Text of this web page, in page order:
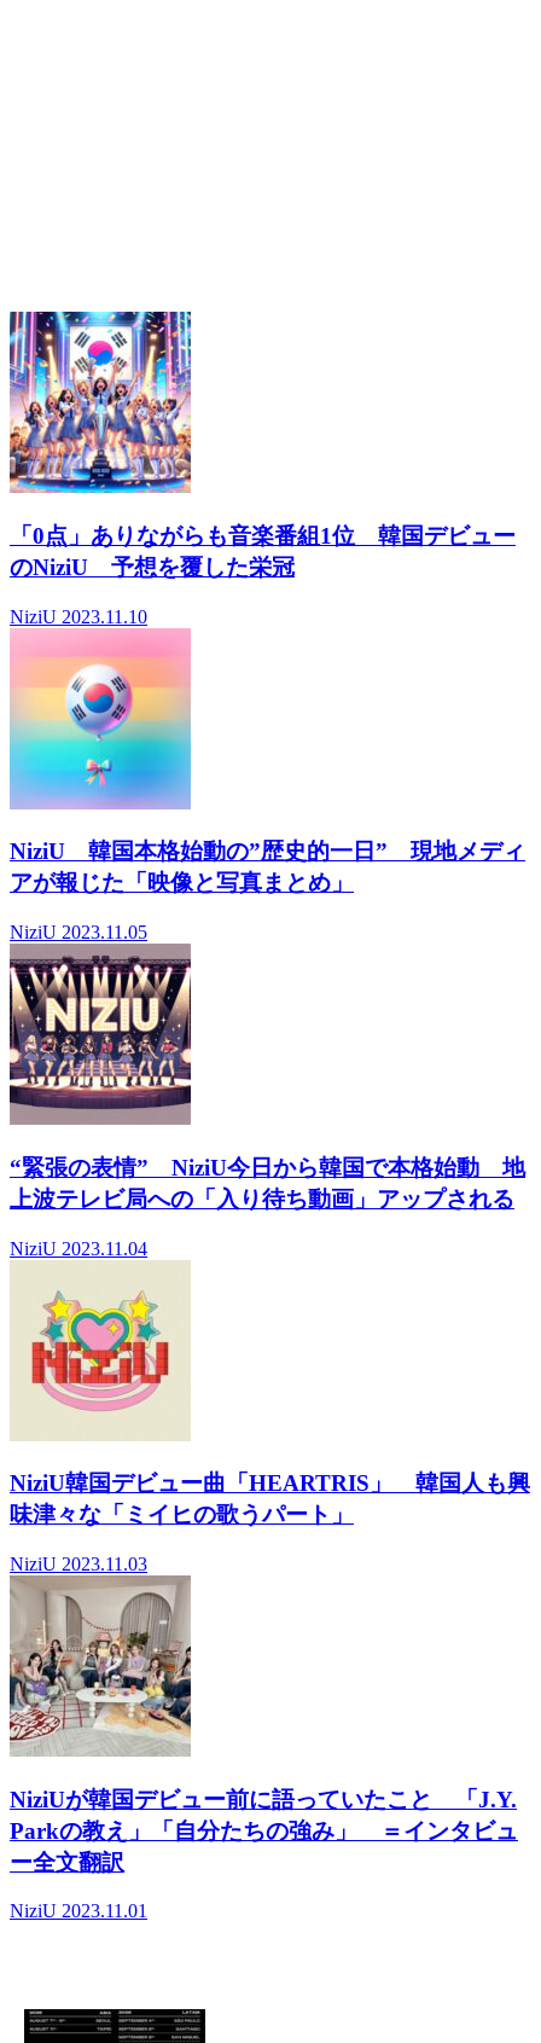
「0点」ありながらも音楽番組1位 韓国デビュー
のNiziU 予想を覆した栄冠
NiziU 2023.11.10
NiziU 韓国本格始動の”歴史的一日” 現地メディ
アが報じた「映像と写真まとめ」
NiziU 2023.11.05
“緊張の表情” NiziU今日から韓国で本格始動 地
上波テレビ局への「入り待ち動画」アップされる
NiziU 2023.11.04
NiziU韓国デビュー曲「HEARTRIS」 韓国人も興
味津々な「ミイヒの歌うパート」
NiziU 2023.11.03
NiziUが韓国デビュー前に語っていたこと 「J.Y.
Parkの教え」「自分たちの強み」 ＝インタビュ
ー全文翻訳
NiziU 2023.11.01